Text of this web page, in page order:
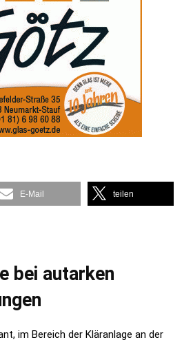
E-Mail teilen
bei autarken
im Bereich der Kläranlage an der